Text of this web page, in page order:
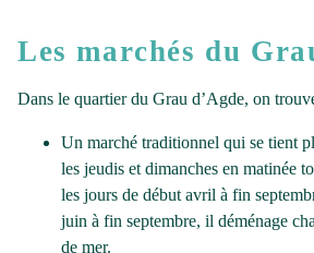
Les marchés du
Dans le quartier du Grau d’Agde, on
Un marché traditionnel qui se tient
les jeudis et dimanches en matinée
les jours de début avril à fin
juin à fin septembre, il déménage
de mer.